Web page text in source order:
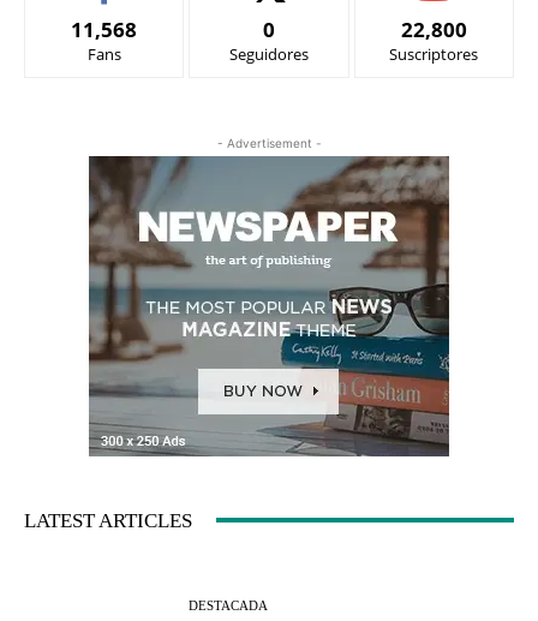
11,568
Fans
0
Seguidores
22,800
Suscriptores
- Advertisement -
LATEST ARTICLES
DESTACADA